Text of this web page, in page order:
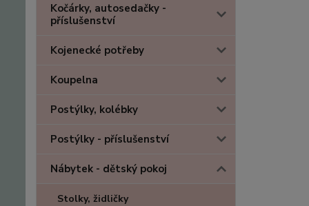
Kočárky, autosedačky -
příslušenství
Kojenecké potřeby
Koupelna
Postýlky, kolébky
Postýlky - příslušenství
Nábytek - dětský pokoj
Stolky, židličky